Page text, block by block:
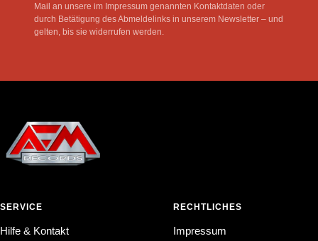
Mail an unsere im Impressum genannten Kontaktdaten oder
durch Betätigung des Abmeldelinks in unserem Newsletter – und
gelten, bis sie widerrufen werden.
SERVICE
Hilfe & Kontakt
RECHTLICHES
Impressum